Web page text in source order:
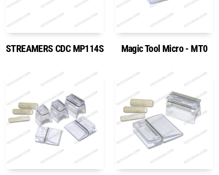
STREAMERS CDC MP114S Magic Tool Micro - MT0